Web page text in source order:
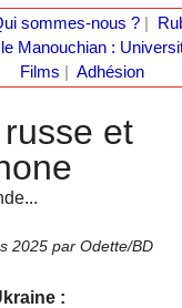
sommes-nous ?|
Manouchian :
Films
Adhésion
et
2025 par Odette/BD
: